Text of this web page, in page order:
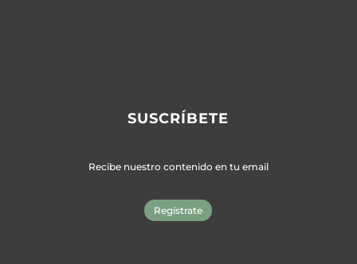
SUSCRÍBETE
Recibe nuestro contenido en tu email
Regístrate